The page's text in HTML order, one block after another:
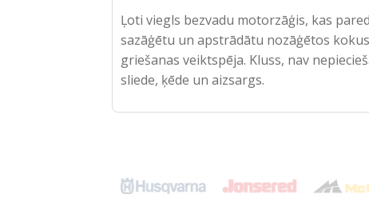
Ļoti viegls bezvadu motorzāģis, kas
sazāģētu un apstrādātu nozāģētos
griešanas veiktspēja. Kluss, nav
sliede, ķēde un aizsargs.